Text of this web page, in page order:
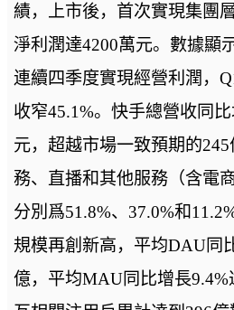
績，上市後，首次實現集團
淨利潤達4200萬元。數據顯
連續四季度實現經營利潤，
收窄45.1%。快手總營收同
元，超越市場一致預期的
務、直播和其他服務（含電
分別爲51.8%、37.0%和
規模再創新高，平均DAU同
億，平均MAU同比增長9.4%